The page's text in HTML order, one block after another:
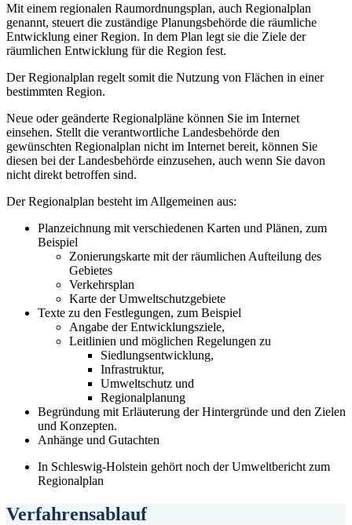
Mit einem regionalen Raumordnungsplan, auch Regionalplan
genannt, steuert die zuständige Planungsbehörde die räumliche
Entwicklung einer Region. In dem Plan legt sie die Ziele der
räumlichen Entwicklung für die Region fest.
Der Regionalplan regelt somit die Nutzung von Flächen in einer
bestimmten Region.
Neue oder geänderte Regionalpläne können Sie im Internet
einsehen. Stellt die verantwortliche Landesbehörde den
gewünschten Regionalplan nicht im Internet bereit, können Sie
diesen bei der Landesbehörde einzusehen, auch wenn Sie davon
nicht direkt betroffen sind.
Der Regionalplan besteht im Allgemeinen aus:
Planzeichnung mit verschiedenen Karten und Plänen, zum
Beispiel
Zonierungskarte mit der räumlichen Aufteilung des
Gebietes
Verkehrsplan
Karte der Umweltschutzgebiete
Texte zu den Festlegungen, zum Beispiel
Angabe der Entwicklungsziele,
Leitlinien und möglichen Regelungen zu
Siedlungsentwicklung,
Infrastruktur,
Umweltschutz und
Regionalplanung
Begründung mit Erläuterung der Hintergründe und den Zielen
und Konzepten.
Anhänge und Gutachten
In Schleswig-Holstein gehört noch der Umweltbericht zum
Regionalplan
Verfahrensablauf